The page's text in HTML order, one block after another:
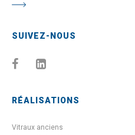
SUIVEZ-NOUS
RÉALISATIONS
Vitraux anciens